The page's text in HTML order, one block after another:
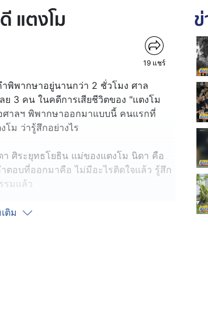
แตงโม
19 แชร์
ำพิพากษาอยู่นานกว่า 2 ชั่วโมง ศาล
3 คน ในคดีการเสียชีวิตของ "แตงโม
าลฯ พิพากษาออกมาแบบนี้ คนแรกที่
โม ว่ารู้สึกอย่างไร
ศิระยุทธโยธิน แม่ของแตงโม นิดา คือ
ตอบที่ออกมาคือ ไม่มีอะไรติดใจแล้ว รู้สึก
รมแล้ว
ย ก็คือ "แซน วิศาพัช" ที่เจ้าตัวค่อนข้าง
ติม